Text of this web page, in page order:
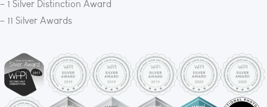
– 1 Silver Distinction Award
– 11 Silver Awards